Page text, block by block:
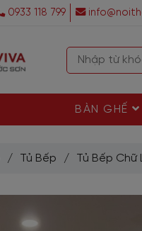
0933 118 799
BÀN GHẾ
/ Tủ Bếp / Tủ Bếp Chữ